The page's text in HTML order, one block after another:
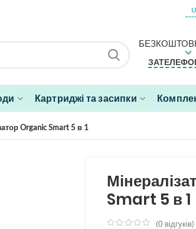
Картриджі та засипки
Organic Smart 5 в 1
Smart 5 в 1
(0 відгуків)